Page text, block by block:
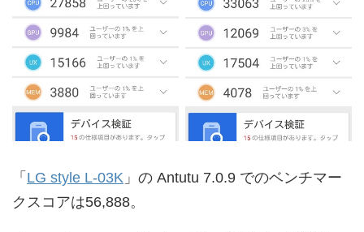
「 LG style L-03K 」の Antutu 7.0.9 でのベンチマー
クスコアは56,888。